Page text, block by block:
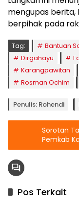
mengupas
berpihak pada
Tag: Bantuan
Dirgahayu
Karangpawitan
Rosman Ochim
Penulis: Rohendi
Sorotan
Pemkab
Pos Terkait